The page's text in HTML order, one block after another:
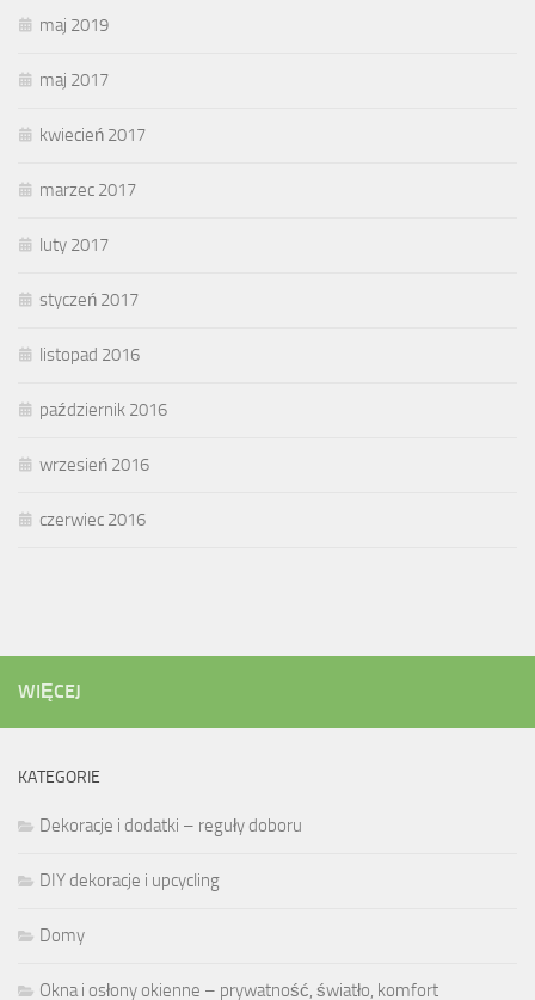
maj 2019
maj 2017
kwiecień 2017
marzec 2017
luty 2017
styczeń 2017
listopad 2016
październik 2016
wrzesień 2016
czerwiec 2016
WIĘCEJ
KATEGORIE
Dekoracje i dodatki – reguły doboru
DIY dekoracje i upcycling
Domy
Okna i osłony okienne – prywatność, światło, komfort